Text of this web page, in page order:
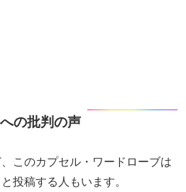
の批判の声
このカプセル・ワードローブは
投稿する人もいます。